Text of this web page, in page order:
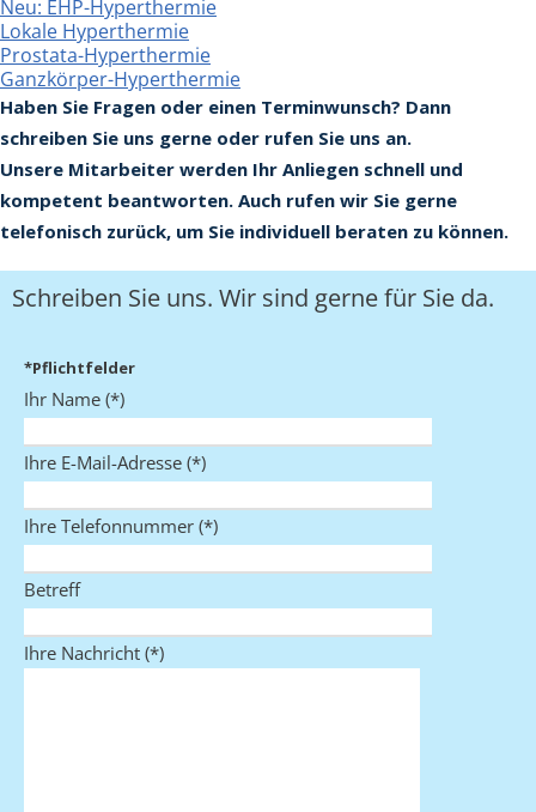
Neu: EHP-Hyperthermie
Lokale Hyperthermie
Prostata-Hyperthermie
Ganzkörper-Hyperthermie
Haben Sie Fragen oder einen Terminwunsch? Dann
schreiben Sie uns gerne oder rufen Sie uns an.
Unsere Mitarbeiter werden Ihr Anliegen schnell und
kompetent beantworten. Auch rufen wir Sie gerne
telefonisch zurück, um Sie individuell beraten zu können.
Schreiben Sie uns. Wir sind gerne für Sie da.
*Pflichtfelder
Ihr Name (*)
Ihre E-Mail-Adresse (*)
Ihre Telefonnummer (*)
Betreff
Ihre Nachricht (*)